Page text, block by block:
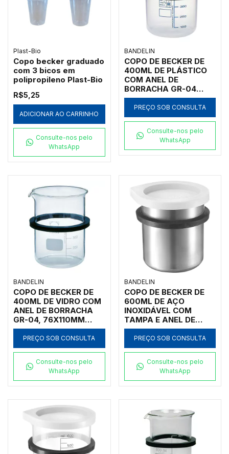
Plast-Bio
Copo becker graduado
com 3 bicos em
polipropileno Plast-Bio
R$5,25
ADICIONAR AO CARRINHO
Consulte-nos pelo
WhatsApp
BANDELIN
COPO DE BECKER DE
400ML DE PLÁSTICO
COM ANEL DE
BORRACHA GR-04
76X110MM PARA
TAMPA DE-08 COM OS
BANHOS
BANDELIN MODELOS
RK 31/H, DT 31/H
PREÇO SOB CONSULTA
Consulte-nos pelo
WhatsApp
BANDELIN
COPO DE BECKER DE
400ML DE VIDRO COM
ANEL DE BORRACHA
GR-04, 76X110MM
PARA TAMPA DE-08
COM OS BANHOS
ULTRASSÔNICOS
RK 31/H, DT 31/H
PREÇO SOB CONSULTA
Consulte-nos pelo
WhatsApp
BANDELIN
COPO DE BECKER DE
600ML DE AÇO
INOXIDÁVEL COM
TAMPA E ANEL DE
BORRACHA, DIÂMETRO
88 MM, ALTURA 110
MM, PARA BANHOS
MARCA BANDELIN
PREÇO SOB CONSULTA
Consulte-nos pelo
WhatsApp